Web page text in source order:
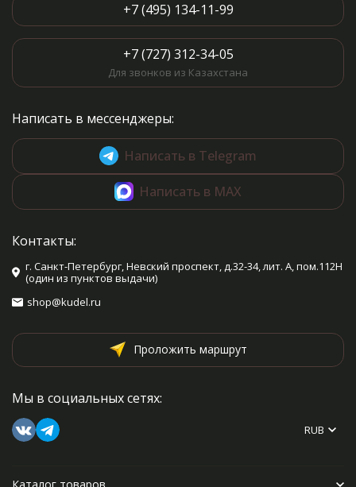
+7 (495) 134-11-99
+7 (727) 312-34-05
Для звонков из Казахстана
Написать в мессенджеры:
Написать в Telegram
Написать в MAX
Контакты:
г. Санкт-Петербург, Невский проспект, д.32-34, лит. А, пом.112Н
(один из пунктов выдачи)
shop@kudel.ru
Проложить маршрут
Мы в социальных сетях:
RUB